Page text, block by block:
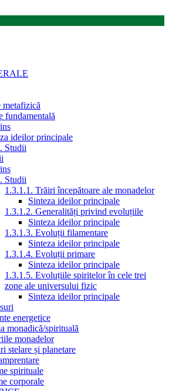
metafizică
fundamentală
ideilor principale
Studii
Studii
1.3.1.1. Trăiri începătoare ale monadelor
Sinteza ideilor principale
1.3.1.2. Generalități privind evoluțiile
Sinteza ideilor principale
1.3.1.3. Evoluții filamentare
Sinteza ideilor principale
1.3.1.4. Evoluții primare
Sinteza ideilor principale
1.3.1.5. Evoluțiile spiritelor în cele trei
zone ale universului fizic
Sinteza ideilor principale
energetice
monadică/spirituală
monadelor
stelare și planetare
spirituale
corporale